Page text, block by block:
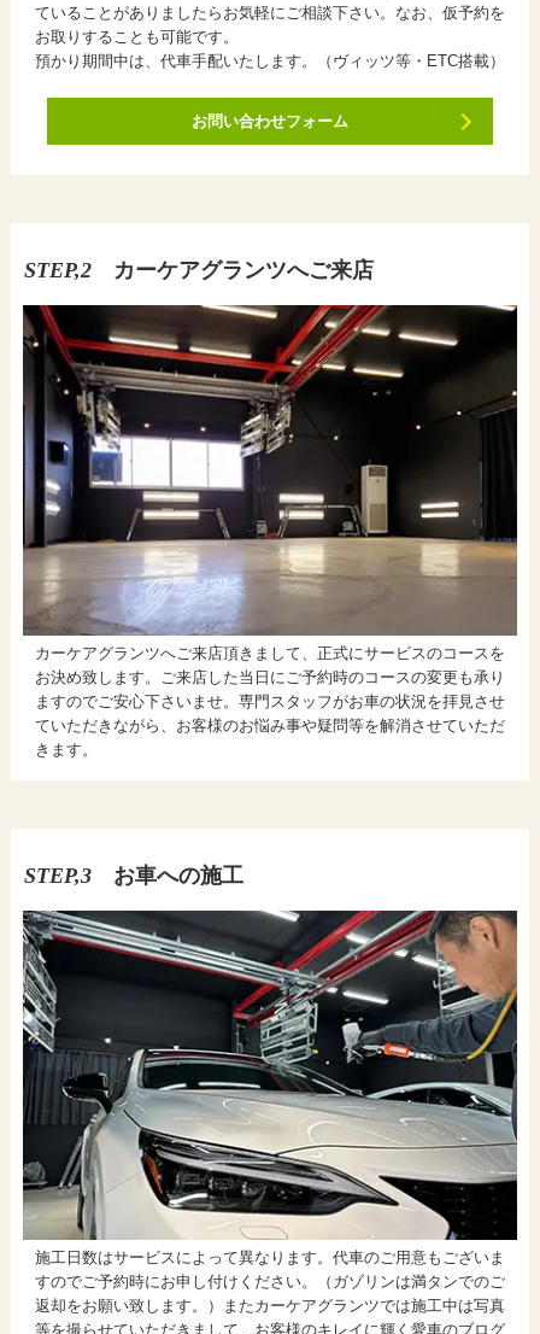
ていることがありましたらお気軽にご相談下さい。なお、仮予約を
お取りすることも可能です。
預かり期間中は、代車手配いたします。（ヴィッツ等・ETC搭載）
お問い合わせフォーム
STEP,2カーケアグランツへご来店
カーケアグランツへご来店頂きまして、正式にサービスのコースを
お決め致します。ご来店した当日にご予約時のコースの変更も承り
ますのでご安心下さいませ。専門スタッフがお車の状況を拝見させ
ていただきながら、お客様のお悩み事や疑問等を解消させていただ
きます。
STEP,3お車への施工
施工日数はサービスによって異なります。代車のご用意もございま
すのでご予約時にお申し付けください。（ガゾリンは満タンでのご
返却をお願い致します。）またカーケアグランツでは施工中は写真
等を撮らせていただきまして、お客様のキレイに輝く愛車のブログ